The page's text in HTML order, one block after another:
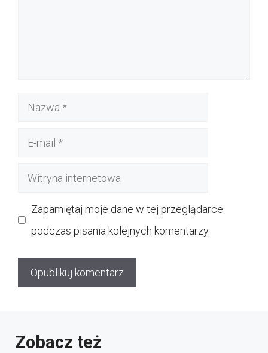
Nazwa
Witryna
Zapamiętaj moje dane w tej przeglądarce
podczas pisania kolejnych komentarzy.
Zobacz też